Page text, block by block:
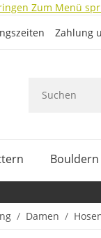
Zum Menü
Zahlung
Bouldern
Damen